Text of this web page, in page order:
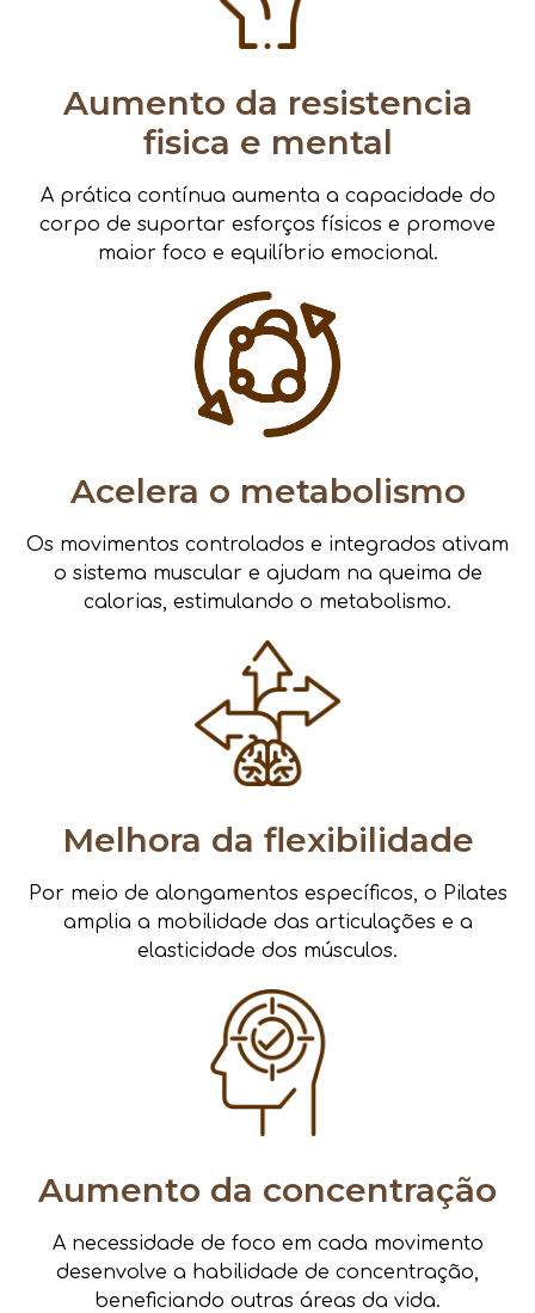
Aumento da resistencia
fisica e mental
A prática contínua aumenta a capacidade do
corpo de suportar esforços físicos e promove
maior foco e equilíbrio emocional.
Acelera o metabolismo
Os movimentos controlados e integrados ativam
o sistema muscular e ajudam na queima de
calorias, estimulando o metabolismo.
Melhora da flexibilidade
Por meio de alongamentos específicos, o Pilates
amplia a mobilidade das articulações e a
elasticidade dos músculos.
Aumento da concentração
A necessidade de foco em cada movimento
desenvolve a habilidade de concentração,
beneficiando outras áreas da vida.